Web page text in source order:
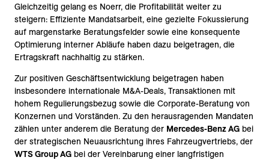
Gleichzeitig gelang es Noerr, die Profitabilität weiter zu
steigern: Effiziente Mandatsarbeit, eine gezielte Fokussierung
auf margenstarke Beratungsfelder sowie eine konsequente
Optimierung interner Abläufe haben dazu beigetragen, die
Ertragskraft nachhaltig zu stärken.
Zur positiven Geschäftsentwicklung beigetragen haben
insbesondere internationale M&A-Deals, Transaktionen mit
hohem Regulierungsbezug sowie die Corporate-Beratung von
Konzernen und Vorständen. Zu den herausragenden Mandaten
zählen unter anderem die Beratung der Mercedes-Benz AG bei
der strategischen Neuausrichtung ihres Fahrzeugvertriebs, der
WTS Group AG bei der Vereinbarung einer langfristigen